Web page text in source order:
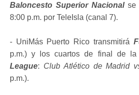
Baloncesto Superior Nacionalse
8:00 p.m. por TeleIsla (canal 7).
- UniMás Puerto Rico transmitirá
p.m.) y los cuartos de final de la
League: Club Atlético de Madrid
p.m.).